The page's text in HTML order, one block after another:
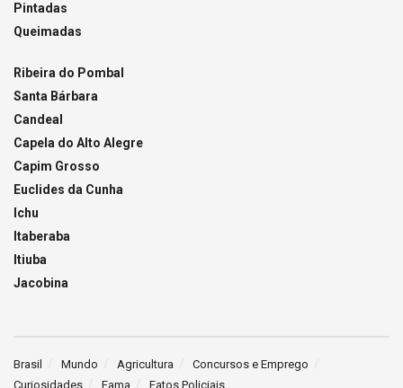
Pintadas
Queimadas
Ribeira do Pombal
Santa Bárbara
Candeal
Capela do Alto Alegre
Capim Grosso
Euclides da Cunha
Ichu
Itaberaba
Itiuba
Jacobina
Brasil Mundo Agricultura
Concursos e Emprego
Curiosidades
Fama Fatos Policiais